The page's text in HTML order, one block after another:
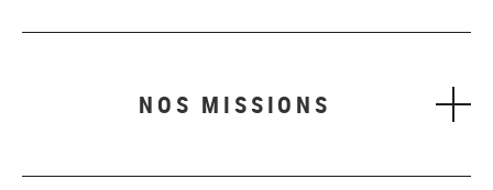
NOS MISSIONS